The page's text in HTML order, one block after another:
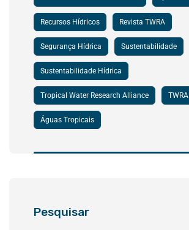
Recursos Hídricos Revista TWRA
Segurança Hídrica Sustentabilidade
Sustentabilidade Hídrica
Tropical Water Research Alliance TWRA
Águas Tropicais
Pesquisar